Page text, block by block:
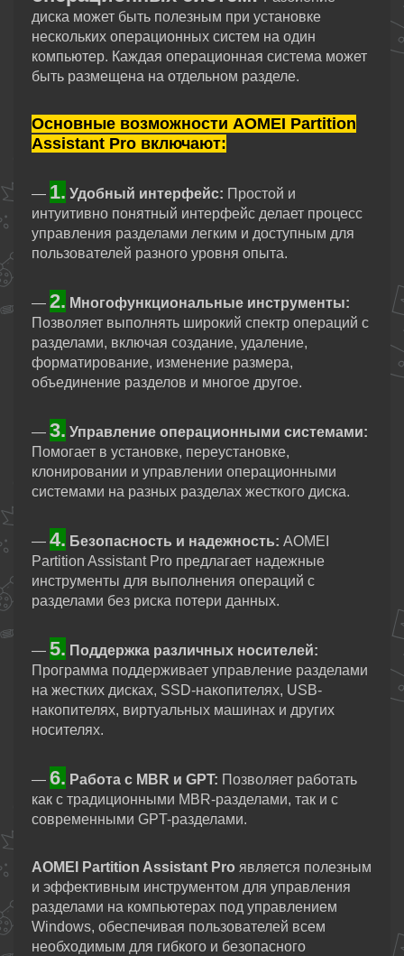
диска может быть полезным при установке
нескольких операционных систем на один
компьютер. Каждая операционная система может
быть размещена на отдельном разделе.
Основные возможности AOMEI Partition
Assistant Pro включают:
— 1. Удобный интерфейс: Простой и
интуитивно понятный интерфейс делает процесс
управления разделами легким и доступным для
пользователей разного уровня опыта.
— 2. Многофункциональные инструменты:
Позволяет выполнять широкий спектр операций с
разделами, включая создание, удаление,
форматирование, изменение размера,
объединение разделов и многое другое.
— 3. Управление операционными системами:
Помогает в установке, переустановке,
клонировании и управлении операционными
системами на разных разделах жесткого диска.
— 4. Безопасность и надежность: AOMEI
Partition Assistant Pro предлагает надежные
инструменты для выполнения операций с
разделами без риска потери данных.
— 5. Поддержка различных носителей:
Программа поддерживает управление разделами
на жестких дисках, SSD-накопителях, USB-
накопителях, виртуальных машинах и других
носителях.
— 6. Работа с MBR и GPT: Позволяет работать
как с традиционными MBR-разделами, так и с
современными GPT-разделами.
AOMEI Partition Assistant Pro является полезным
и эффективным инструментом для управления
разделами на компьютерах под управлением
Windows, обеспечивая пользователей всем
необходимым для гибкого и безопасного